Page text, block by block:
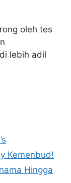
oleh tes
lebih adil
Kemenbud!
Hingga